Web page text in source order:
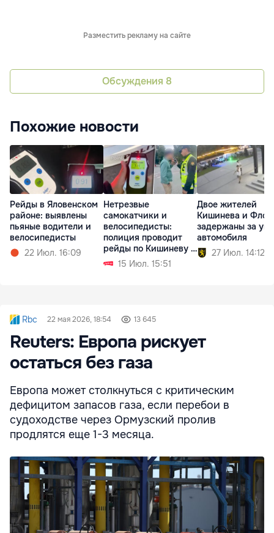
Разместить рекламу на сайте
Обсуждения 8
Похожие новости
Рейды в Яловенском
районе: выявлены
пьяные водители и
велосипедисты
22 Июл. 16:09
Нетрезвые
самокатчики и
велосипедисты:
полиция проводит
рейды по Кишиневу и
Молдове
15 Июл. 15:51
Двое жителей
Кишинева и
задержаны за
автомобиля
27 Июл. 14:12
Rbc 22 мая 2026, 18:54 13 645
Reuters: Европа рискует
остаться без газа
Европа может столкнуться с критическим
дефицитом запасов газа, если перебои в
судоходстве через Ормузский пролив
продлятся еще 1-3 месяца.